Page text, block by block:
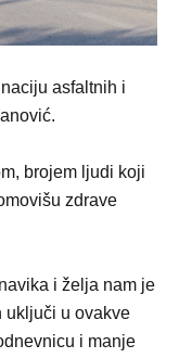
asfaltnih i
brojem ljudi koji
zdrave
i želja nam je
uključi u ovakve
i manje